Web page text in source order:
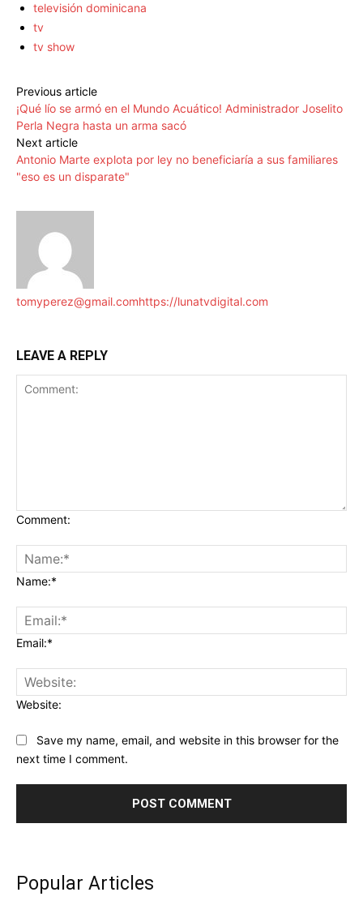
televisión dominicana
tv
tv show
Previous article
¡Qué lío se armó en el Mundo Acuático! Administrador Joselito
Perla Negra hasta un arma sacó
Next article
Antonio Marte explota por ley no beneficiaría a sus familiares
"eso es un disparate"
tomyperez@gmail.comhttps://lunatvdigital.com
LEAVE A REPLY
Comment:
Name:*
Email:*
Website:
Save my name, email, and website in this browser for the
next time I comment.
Popular Articles